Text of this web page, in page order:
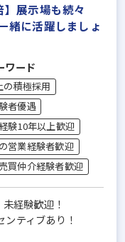
】展示場も続々
に活躍しましょ
ワード
の積極採用
者優遇
験10年以上歓迎
営業経験者歓迎
買仲介経験者歓迎
経験歓迎！
ティブあり！